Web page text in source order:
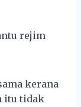
rejim
kerana
itu tidak